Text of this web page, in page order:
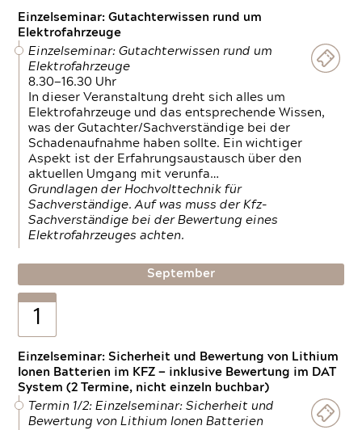
Einzelseminar: Gutachterwissen rund um
Elektrofahrzeuge
Einzelseminar: Gutachterwissen rund um
Elektrofahrzeuge
8.30—16.30 Uhr
In dieser Veranstaltung dreht sich alles um
Elektrofahrzeuge und das entsprechende Wissen,
was der Gutachter/Sachverständige bei der
Schadenaufnahme haben sollte. Ein wichtiger
Aspekt ist der Erfahrungsaustausch über den
aktuellen Umgang mit verunfa…
Grundlagen der Hochvolttechnik für
Sachverständige. Auf was muss der Kfz-
Sachverständige bei der Bewertung eines
Elektrofahrzeuges achten.
September
1
Einzelseminar: Sicherheit und Bewertung von Lithium
Ionen Batterien im KFZ — inklusive Bewertung im DAT
System (2 Termine, nicht einzeln buchbar)
Termin 1/2: Einzelseminar: Sicherheit und
Bewertung von Lithium Ionen Batterien